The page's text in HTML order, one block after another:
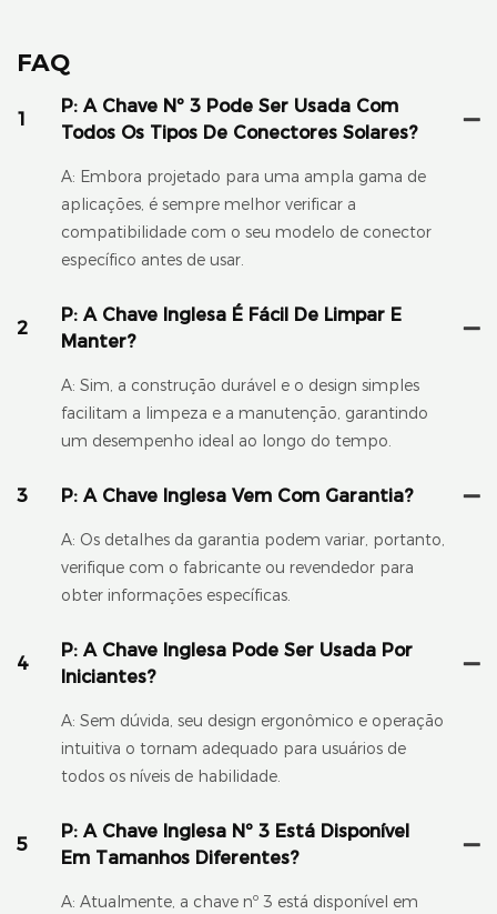
FAQ
1
P: A Chave Nº 3 Pode Ser Usada Com
Todos Os Tipos De Conectores Solares?
A: Embora projetado para uma ampla gama de
aplicações, é sempre melhor verificar a
compatibilidade com o seu modelo de conector
específico antes de usar.
2
P: A Chave Inglesa É Fácil De Limpar E
Manter?
A: Sim, a construção durável e o design simples
facilitam a limpeza e a manutenção, garantindo
um desempenho ideal ao longo do tempo.
3 P: A Chave Inglesa Vem Com Garantia?
A: Os detalhes da garantia podem variar, portanto,
verifique com o fabricante ou revendedor para
obter informações específicas.
4
P: A Chave Inglesa Pode Ser Usada Por
Iniciantes?
A: Sem dúvida, seu design ergonômico e operação
intuitiva o tornam adequado para usuários de
todos os níveis de habilidade.
5
P: A Chave Inglesa Nº 3 Está Disponível
Em Tamanhos Diferentes?
A: Atualmente, a chave nº 3 está disponível em